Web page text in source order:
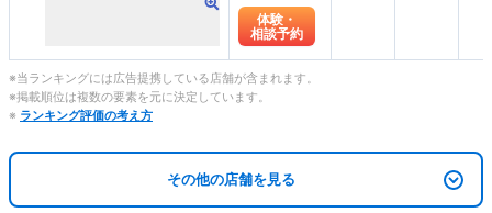
体験・
相談予約
※当ランキングには広告提携している店舗が含まれます。
※掲載順位は複数の要素を元に決定しています。
※ ランキング評価の考え方
その他の店舗を見る